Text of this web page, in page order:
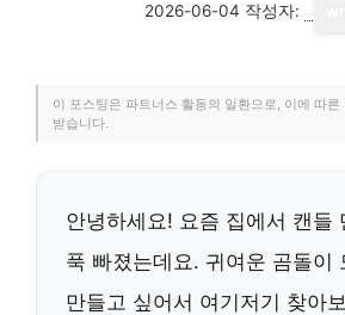
2026-06-04 작성자:
이 포스팅은 파트너스 활동의 일환으로, 이에 따
받습니다.
안녕하세요! 요즘 집에서 캔들
푹 빠졌는데요. 귀여운 곰돌이
만들고 싶어서 여기저기 찾아